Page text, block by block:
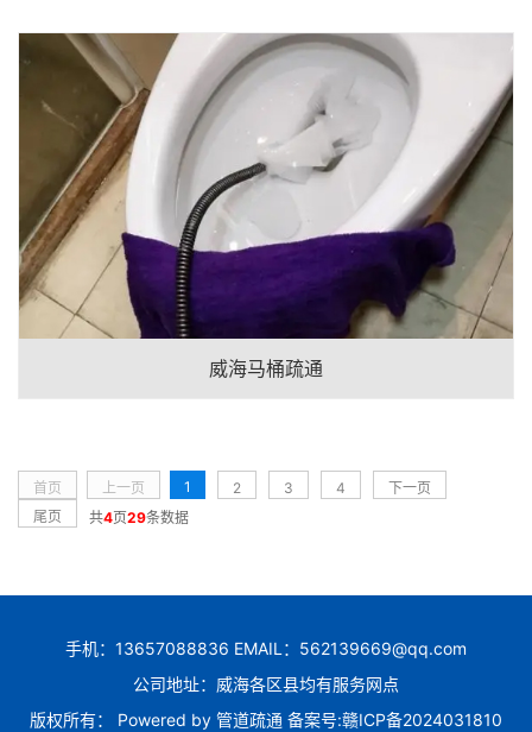
威海马桶疏通
首页 上一页 1 2 3 4
下一页
尾页
共4页29条数据
手机：13657088836 EMAIL：562139669@qq.com
公司地址：威海各区县均有服务网点
版权所有： Powered by 管道疏通 备案号:赣ICP备2024031810